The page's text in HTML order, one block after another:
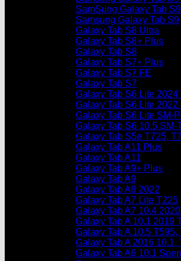
SamSung Galaxy Tab
Samsung Galaxy Tab S9
Galaxy Tab S8 Ultra
Galaxy Tab S8+ Plus
Galaxy Tab S8
Galaxy Tab S7+ Plus
Galaxy Tab S7 FE
Galaxy Tab S7
Galaxy Tab S6 Lite
Galaxy Tab S6 Lite
Galaxy Tab S6 Lite SM-
Galaxy Tab S6 10.5 SM-
Galaxy Tab S5e T725,
Galaxy Tab A11 Plus
Galaxy Tab A11
Galaxy Tab A9+ Plus
Galaxy Tab A9
Galaxy Tab A8 2022
Galaxy Tab A7 Lite T225
Galaxy Tab A7 10.4
Galaxy Tab A 10.1 2019
Galaxy Tab A 10.5 T595,
Galaxy Tab A 2016 10.1,
Galaxy Tab A6 10.1